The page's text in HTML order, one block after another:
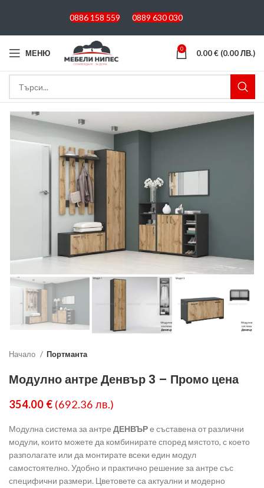
0886 158 559 0889 630 030
МЕНЮ 0 0.00€ (0.00 ЛВ.)
Начало Портманта
Модулно антре Денвър 3 – Промо цена
354.00 € (692.36 лв.)
Модулна система за антре ДЕНВЪРе съставена от различни
модули, които можете да комбинирате според мястото, с което
разполагате или да монтирате всеки един модул
самостоятелно. Удобно и практично решение за антре със
специфични размери. Цветовете са актуални и модерно